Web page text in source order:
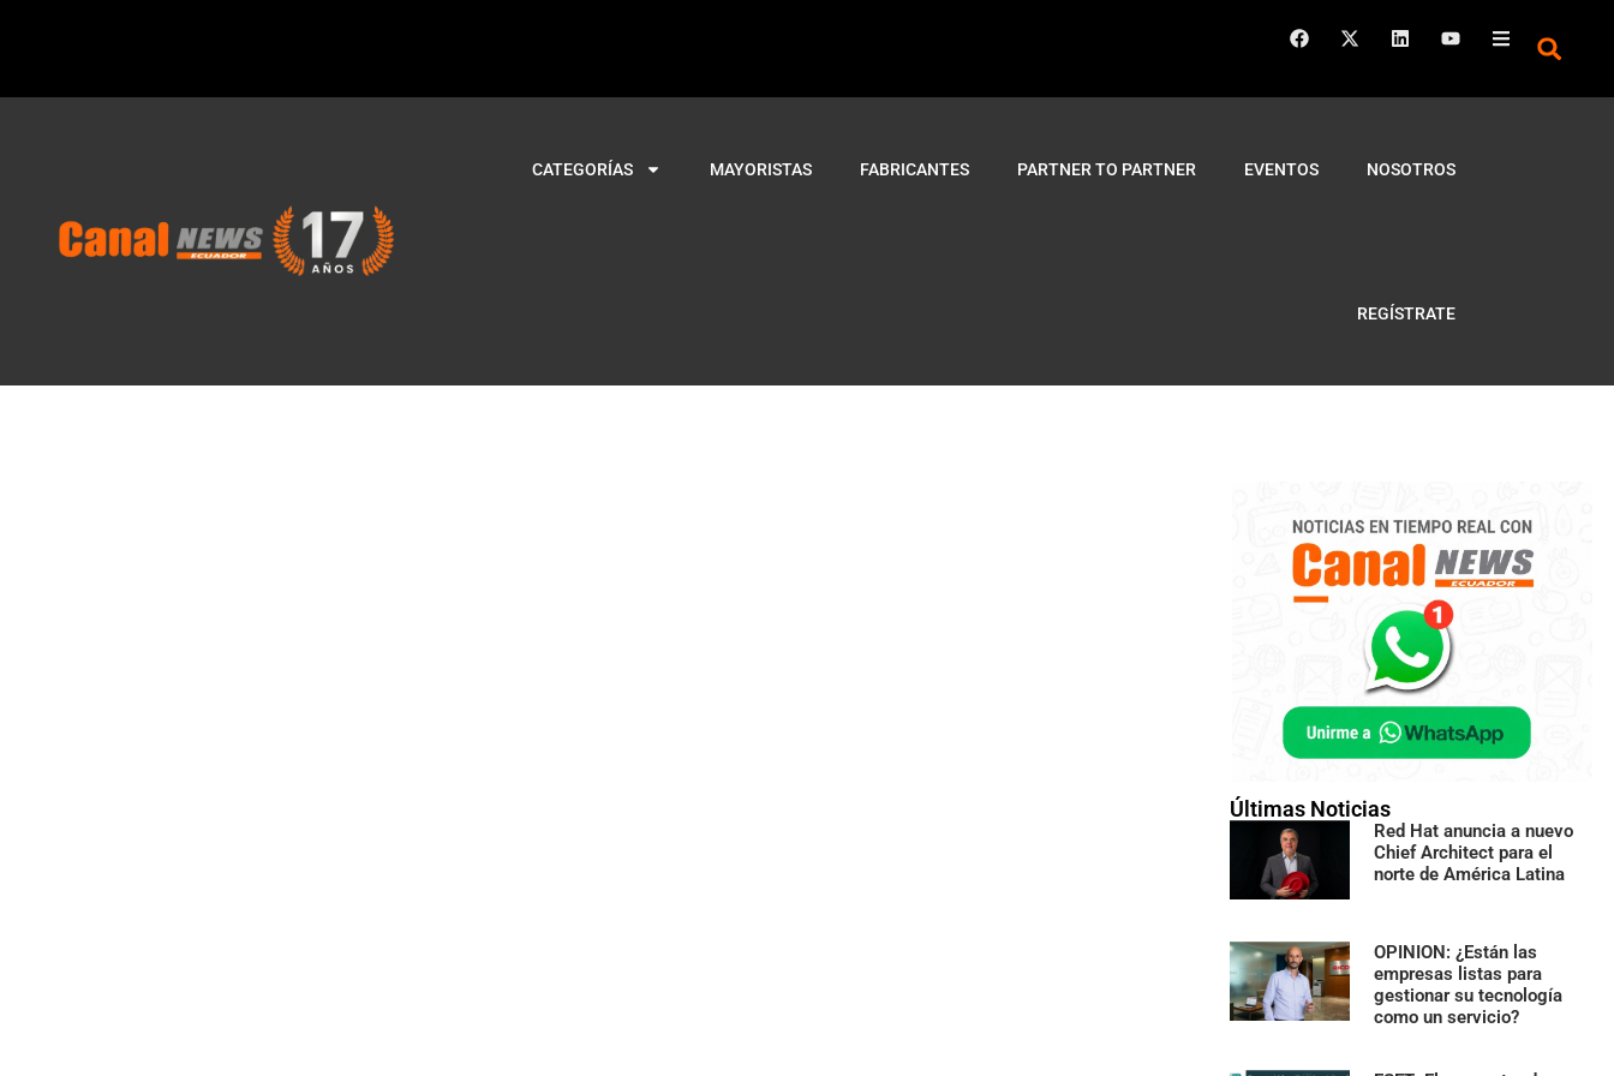
CATEGORÍAS MAYORISTAS FABRICANTES PARTNER TO PARTNER EVENTOS NOSOTROS
REGÍSTRATE
Últimas Noticias
Red Hat anuncia a nuevo
Chief Architect para el
norte de América Latina
OPINION: ¿Están las
empresas listas para
gestionar su tecnología
como un servicio?